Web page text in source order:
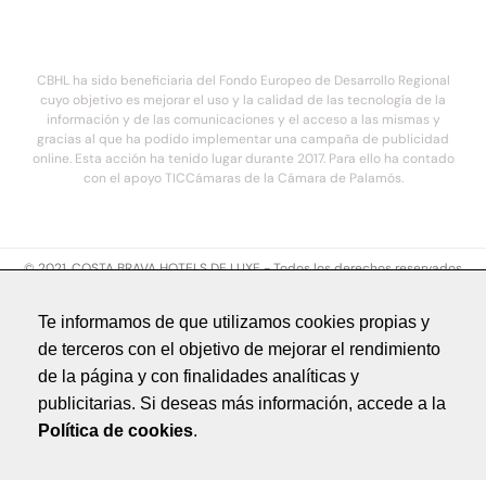
CBHL ha sido beneficiaria del Fondo Europeo de Desarrollo Regional
cuyo objetivo es mejorar el uso y la calidad de las tecnología de la
información y de las comunicaciones y el acceso a las mismas y
gracias al que ha podido implementar una campaña de publicidad
online. Esta acción ha tenido lugar durante 2017. Para ello ha contado
con el apoyo TICCámaras de la Cámara de Palamós.
© 2021. COSTA BRAVA HOTELS DE LUXE - Todos los derechos reservados
Aviso legal
Política de privacidad
Política de cookies
by NEORG
Te informamos de que utilizamos cookies propias y
de terceros con el objetivo de mejorar el rendimiento
de la página y con finalidades analíticas y
publicitarias. Si deseas más información, accede a la
Política de cookies.